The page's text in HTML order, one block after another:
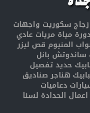
سكوريت واجهات
مياة مريات عادي
المنيوم قص ليزر
ساندوتش بانل
حديد تفصيل
هناجر صناديق
دعاميات
الحدادة لسنا